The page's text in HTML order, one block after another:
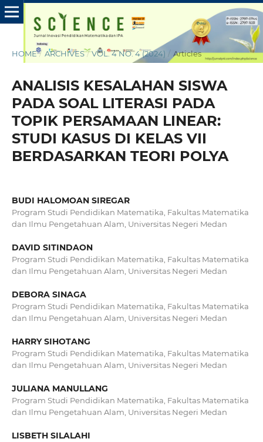
HOME / ARCHIVES / VOL. 4 NO. 4 (2024) / Articles
ANALISIS KESALAHAN SISWA
PADA SOAL LITERASI PADA
TOPIK PERSAMAAN LINEAR:
STUDI KASUS DI KELAS VII
BERDASARKAN TEORI POLYA
BUDI HALOMOAN SIREGAR
Program Studi Pendidikan Matematika, Fakultas Matematika
dan Ilmu Pengetahuan Alam, Universitas Negeri Medan
DAVID SITINDAON
Program Studi Pendidikan Matematika, Fakultas Matematika
dan Ilmu Pengetahuan Alam, Universitas Negeri Medan
DEBORA SINAGA
Program Studi Pendidikan Matematika, Fakultas Matematika
dan Ilmu Pengetahuan Alam, Universitas Negeri Medan
HARRY SIHOTANG
Program Studi Pendidikan Matematika, Fakultas Matematika
dan Ilmu Pengetahuan Alam, Universitas Negeri Medan
JULIANA MANULLANG
Program Studi Pendidikan Matematika, Fakultas Matematika
dan Ilmu Pengetahuan Alam, Universitas Negeri Medan
LISBETH SILALAHI